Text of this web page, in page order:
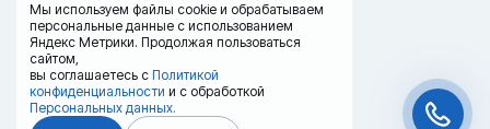
Мы используем файлы cookie и обрабатываем
персональные данные с использованием
Яндекс Метрики. Продолжая пользоваться
сайтом,
вы соглашаетесь с Политикой
конфиденциальности и с обработкой
Персональных данных.